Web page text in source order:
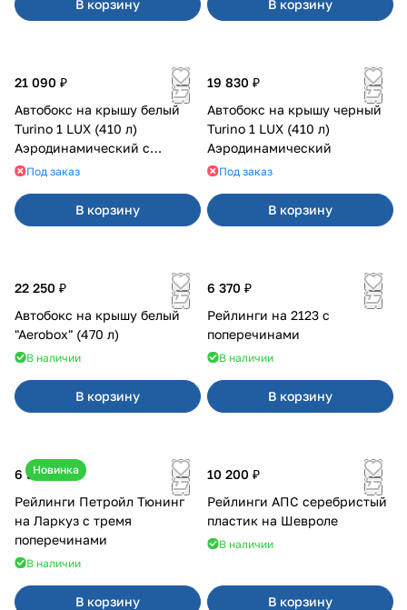
В корзину В корзину
21 090 ₽
Автобокс на крышу белый
Turino 1 LUX (410 л)
Аэродинамический с
двусторонним открыванием
Под заказ
В корзину
19 830 ₽
Автобокс на крышу черный
Turino 1 LUX (410 л)
Аэродинамический
Под заказ
В корзину
22 250 ₽
Автобокс на крышу белый
"Aerobox" (470 л)
В наличии
В корзину
6 370 ₽
Рейлинги на 2123 с
поперечинами
В наличии
В корзину
Новинка
6 500 ₽
Рейлинги Петройл Тюнинг
на Ларкуз с тремя
поперечинами
В наличии
В корзину
10 200 ₽
Рейлинги АПС серебристый
пластик на Шевроле
В наличии
В корзину